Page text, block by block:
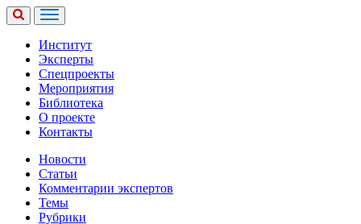
Институт
Эксперты
Спецпроекты
Мероприятия
Библиотека
О проекте
Контакты
Новости
Статьи
Комментарии экспертов
Темы
Рубрики